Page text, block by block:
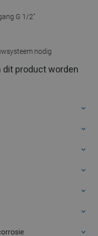
G 1/2"
nodig
dit product worden